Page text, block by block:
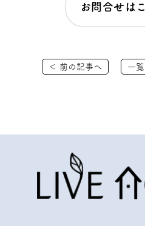
お問合せ
＜ 前の記事へ 一覧